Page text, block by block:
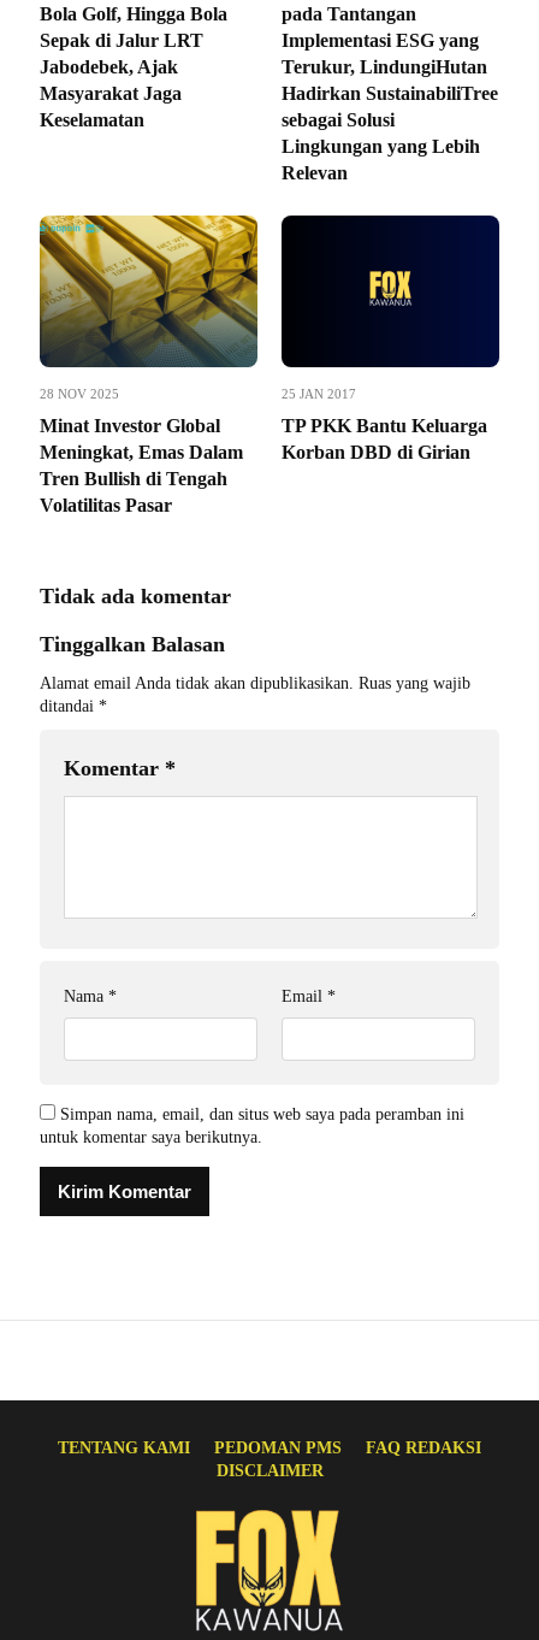
Bola Golf, Hingga Bola
Sepak di Jalur LRT
Jabodebek, Ajak
Masyarakat Jaga
Keselamatan
pada Tantangan
Implementasi ESG yang
Terukur, LindungiHutan
Hadirkan SustainabiliTree
sebagai Solusi
Lingkungan yang Lebih
Relevan
28 NOV 2025
Minat Investor Global
Meningkat, Emas Dalam
Tren Bullish di Tengah
Volatilitas Pasar
25 JAN 2017
TP PKK Bantu Keluarga
Korban DBD di Girian
Tidak ada komentar
Tinggalkan Balasan
Alamat email Anda tidak akan dipublikasikan. Ruas yang wajib
ditandai *
Komentar *
Nama * Email *
Simpan nama, email, dan situs web saya pada peramban ini
untuk komentar saya berikutnya.
TENTANG KAMI PEDOMAN PMS
FAQ REDAKSI
DISCLAIMER